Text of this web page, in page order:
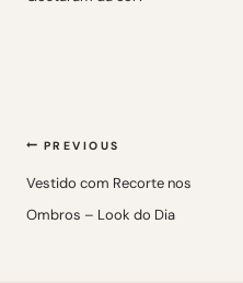
Navegação
de
Post
PREVIOUS
Vestido com Recorte nos
Ombros – Look do Dia